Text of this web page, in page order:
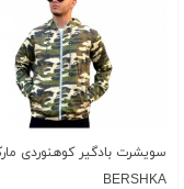
سویشرت بادگیر کوهنوردی
BERSHKA